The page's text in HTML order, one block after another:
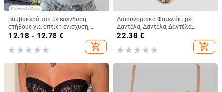
Βαμβακερό τοπ με επένδυση
στήθους για οπτική ενίσχυση,
γυναικείο τοπ με τιράντες,
12.18 - 12.78 €
add_shopping_cart
Διασυνοριακό Φανελάκι με
Δαντέλα, Δαντέλα, Δαντέλα,
Γαλλική, Niche, Ψαροκόκαλο, με
Στάμπα, Ρετρό, Λουλούδια, Ξένο
Εμπόριο, LY023
22.38 €
add_shopping_cart